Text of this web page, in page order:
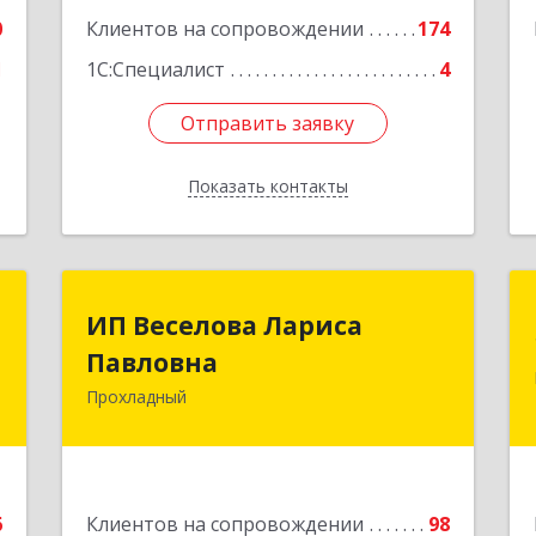
Клиентов на сопровождении
174
1С:Специалист
4
Отправить заявку
Показать контакты
Отправить заявку
Назад
ИП Веселова Лариса
Павловна
Прохладный
Клиентов на сопровождении 98
Павловна
361045, Кабардино-Балкарская Респ,
Подробнее